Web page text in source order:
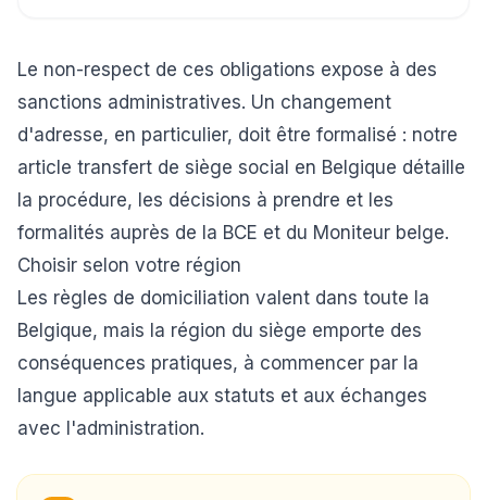
Le non-respect de ces obligations expose à des
sanctions administratives. Un changement
d'adresse, en particulier, doit être formalisé : notre
article transfert de siège social en Belgique détaille
la procédure, les décisions à prendre et les
formalités auprès de la BCE et du Moniteur belge.
Choisir selon votre région
Les règles de domiciliation valent dans toute la
Belgique, mais la région du siège emporte des
conséquences pratiques, à commencer par la
langue applicable aux statuts et aux échanges
avec l'administration.